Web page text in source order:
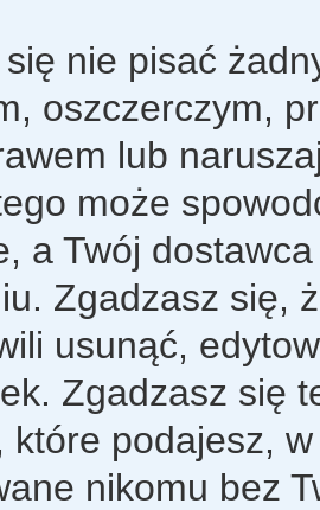
nie pisać
oszczerczym,
lub
może
a Twój
Zgadzasz się,
usunąć,
Zgadzasz się
które podajesz,
nikomu bez